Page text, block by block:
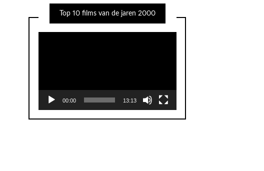
Top 10 films van de jaren 2000
00:00 13:13